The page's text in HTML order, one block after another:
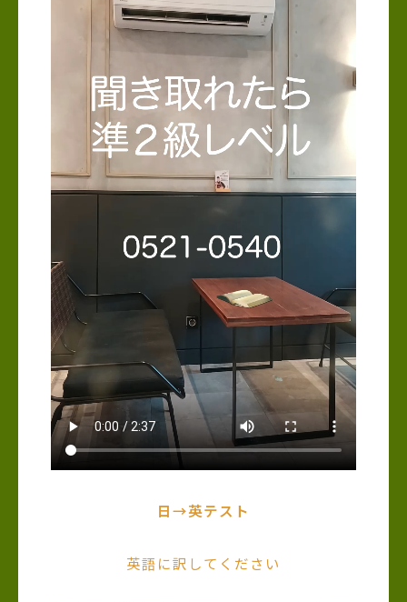
日→英テスト
英語に訳してください